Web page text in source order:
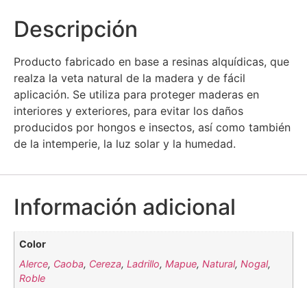
Descripción
Producto fabricado en base a resinas alquídicas, que
realza la veta natural de la madera y de fácil
aplicación. Se utiliza para proteger maderas en
interiores y exteriores, para evitar los daños
producidos por hongos e insectos, así como también
de la intemperie, la luz solar y la humedad.
Información adicional
Color
Alerce, Caoba, Cereza,Ladrillo,Mapue,Natural,Nogal,
Roble